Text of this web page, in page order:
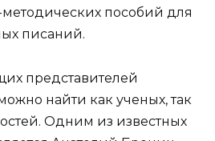
пособий для
писаний.
представителей
найти как ученых, так
Одним из известных